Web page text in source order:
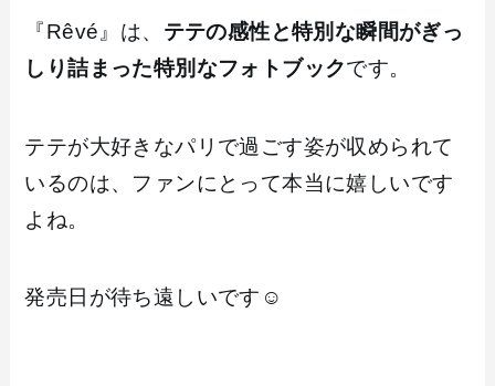
『Rêvé』は、 テテの感性と特別な瞬間がぎっ
しり詰まった特別なフォトブックです。
テテが大好きなパリで過ごす姿が収められて
いるのは、ファンにとって本当に嬉しいです
よね。
発売日が待ち遠しいです☺️